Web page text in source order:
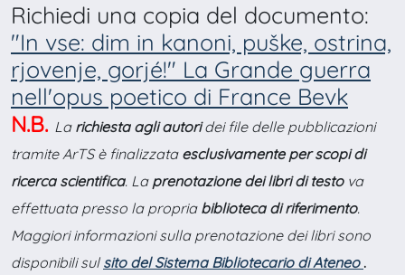
Richiedi una copia del documento:
"In vse: dim in kanoni, puške, ostrina,
rjovenje, gorjé!" La Grande guerra
nell'opus poetico di France Bevk
N.B. La richiesta agli autoridei file delle pubblicazioni
tramite ArTS è finalizzata esclusivamente per scopi di
ricerca scientifica. La prenotazione dei libri di testova
effettuata presso la propria biblioteca di riferimento.
Maggiori informazioni sulla prenotazione dei libri sono
disponibili sul sito del Sistema Bibliotecario di Ateneo .